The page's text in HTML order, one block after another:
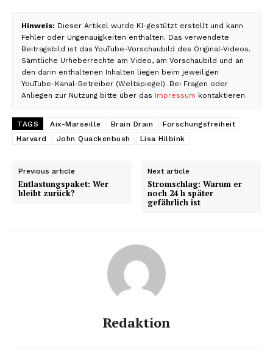
Hinweis: Dieser Artikel wurde KI-gestützt erstellt und kann
Fehler oder Ungenauigkeiten enthalten. Das verwendete
Beitragsbild ist das YouTube-Vorschaubild des Original-Videos.
Sämtliche Urheberrechte am Video, am Vorschaubild und an
den darin enthaltenen Inhalten liegen beim jeweiligen
YouTube-Kanal-Betreiber (Weltspiegel). Bei Fragen oder
Anliegen zur Nutzung bitte über das Impressum kontaktieren.
TAGS Aix-Marseille Brain Drain
Forschungsfreiheit
Harvard
John Quackenbush Lisa Hilbink
Previous article
Entlastungspaket: Wer
bleibt zurück?
Next article
Stromschlag: Warum er
noch 24 h später
gefährlich ist
Redaktion